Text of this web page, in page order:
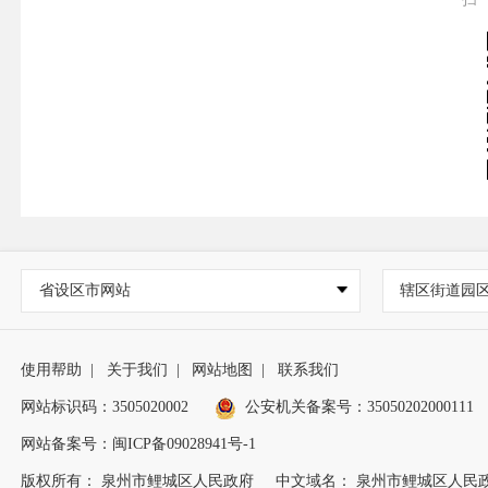
省设区市网站 辖区街道园
使用帮助 关于我们 网站地图 联系我们
网站标识码：3505020002 公安机关备案号：35050202000111
网站备案号：闽ICP备09028941号-1
版权所有： 泉州市鲤城区人民政府 中文域名： 泉州市鲤城区人民